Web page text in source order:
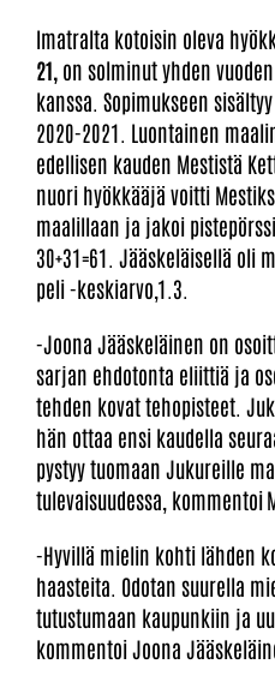
Imatralta kotoisin oleva
21, on solminut yhden
kanssa. Sopimukseen
2020-2021. Luontainen
edellisen kauden Mestistä
nuori hyökkääjä voitti
maalillaan ja jakoi
30+31=61. Jääskeläisellä oli
peli -keskiarvo,1.3.
-Joona Jääskeläinen on
sarjan ehdotonta eliittiä ja
tehden kovat tehopisteet.
hän ottaa ensi kaudella
pystyy tuomaan Jukureille
tulevaisuudessa, kommentoi
-Hyvillä mielin kohti lähden
haasteita. Odotan suurella
tutustumaan kaupunkiin ja
kommentoi Joona